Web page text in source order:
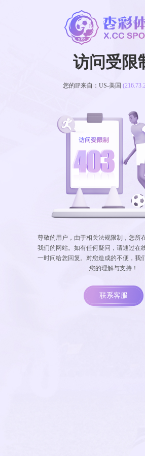
访问受限
您的IP来自：US-美国
尊敬的用户，由于相关法规限制，您所
我们的网站。如有任何疑问，请通过在
一时问给您回复。对您造成的不便，我
您的理解与支持！
联系客服